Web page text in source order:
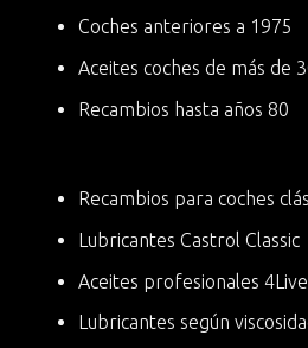
Coches anteriores a 1975
Aceites coches de más de
Recambios hasta años 80
Recambios para coches
Lubricantes Castrol Classic
Aceites profesionales 4Live
Lubricantes según